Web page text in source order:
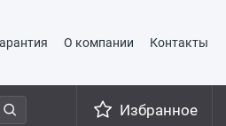
О компании Контакты
Избранное